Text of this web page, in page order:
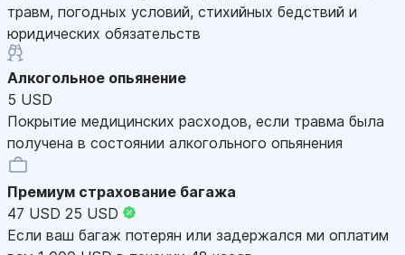
травм, погодных условий, стихийных бедствий и
юридических обязательств
Алкогольное опьянение
5 USD
Покрытие медицинских расходов, если травма была
получена в состоянии алкогольного опьянения
Премиум страхование багажа
47 USD 25 USD
Если ваш багаж потерян или задержался ми оплатим